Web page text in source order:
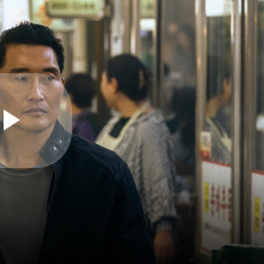
Play